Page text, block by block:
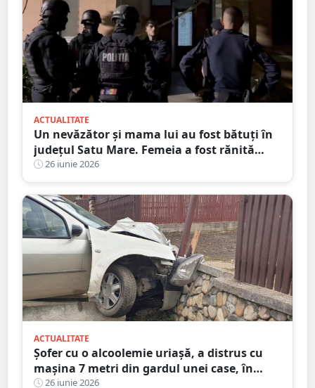
ACTUALITATE
Un nevăzător și mama lui au fost bătuți în
județul Satu Mare. Femeia a fost rănită
grav26 iunie 2026
ACTUALITATE
Șofer cu o alcoolemie uriașă, a distrus cu
mașina 7 metri din gardul unei case, în
județul Satu Mare
26 iunie 2026